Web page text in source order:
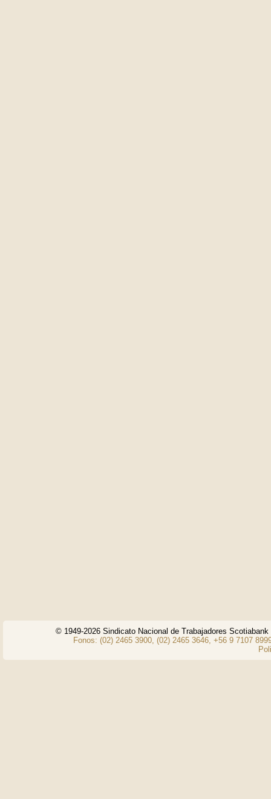
© 1949-2026 Sindicato Nacional de Trabajadores
Fonos: (02) 2465 3900, (02) 2465 3646, +56 9 7107